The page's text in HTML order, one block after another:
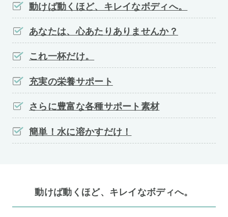
動けば動くほど、キレイなボディへ。
あなたは、心あたりありませんか？
これ一杯だけ。
充実の栄養サポート
さらに豊富な各種サポート素材
簡単！水に溶かすだけ！
動けば動くほど、キレイなボディへ。